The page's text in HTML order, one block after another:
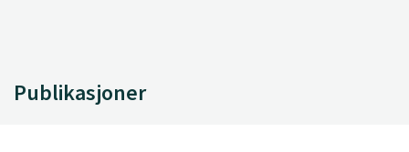
Publikasjoner